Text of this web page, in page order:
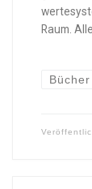
Raum.
Bücher